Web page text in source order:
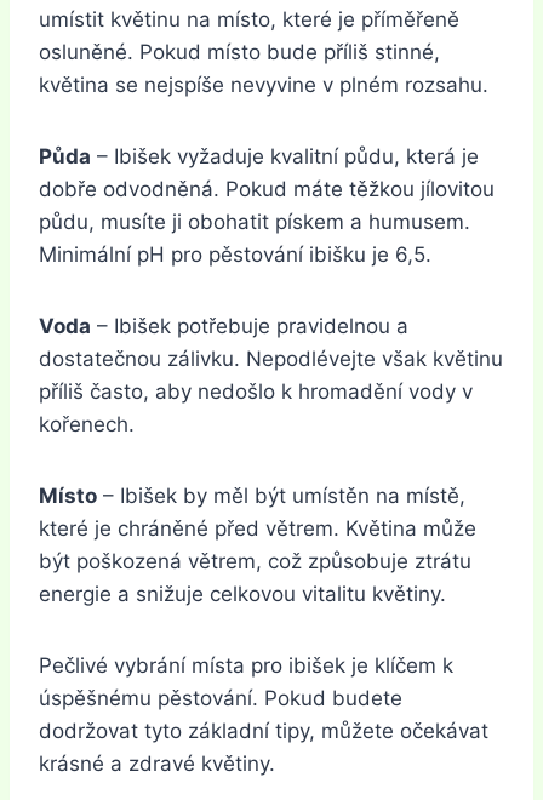
umístit květinu na místo, které je příměřeně
osluněné. Pokud místo bude příliš stinné,
květina se nejspíše nevyvine v plném rozsahu.
Půda – Ibišek vyžaduje kvalitní půdu, která je
dobře odvodněná. Pokud máte těžkou jílovitou
půdu, musíte ji obohatit pískem a humusem.
Minimální pH pro pěstování ibišku je 6,5.
Voda – Ibišek potřebuje pravidelnou a
dostatečnou zálivku. Nepodlévejte však květinu
příliš často, aby nedošlo k hromadění vody v
kořenech.
Místo – Ibišek by měl být umístěn na místě,
které je chráněné před větrem. Květina může
být poškozená větrem, což způsobuje ztrátu
energie a snižuje celkovou vitalitu květiny.
Pečlivé vybrání místa pro ibišek je klíčem k
úspěšnému pěstování. Pokud budete
dodržovat tyto základní tipy, můžete očekávat
krásné a zdravé květiny.